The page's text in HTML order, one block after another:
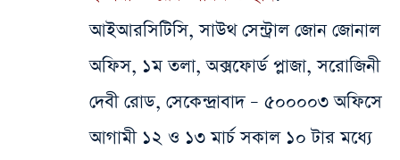
আইআরসিটিসি, সাউথ সেন্ট্রাল জোন জোনাল
অফিস, ১ম তলা, অক্সফোর্ড প্লাজা, সরোজিনী
দেবী রোড, সেকেন্দ্রাবাদ – ৫০০০০৩ অফিসে
আগামী ১২ ও ১৩ মার্চ সকাল ১০ টার মধ্যে